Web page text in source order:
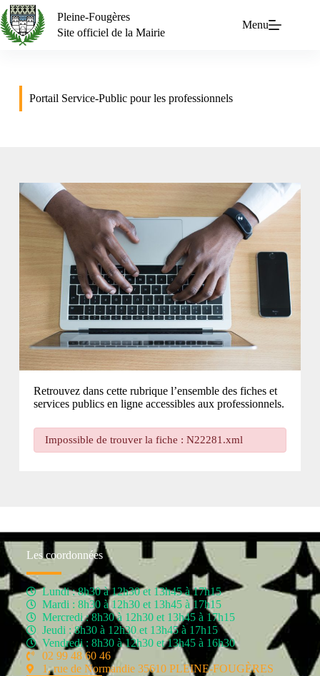
Pleine-Fougères
Site officiel de la Mairie
Menu
Portail Service-Public pour les professionnels
Retrouvez dans cette rubrique l’ensemble des fiches et
services publics en ligne accessibles aux professionnels.
Impossible de trouver la fiche : N22281.xml
Les coordonnées
Lundi : 8h30 à 12h30 et 13h45 à 17h15
Mardi : 8h30 à 12h30 et 13h45 à 17h15
Mercredi : 8h30 à 12h30 et 13h45 à 17h15
Jeudi : 8h30 à 12h30 et 13h45 à 17h15
Vendredi : 8h30 à 12h30 et 13h45 à 16h30
02 99 48 60 46
1, rue de Normandie 35610 PLEINE-FOUGÈRES